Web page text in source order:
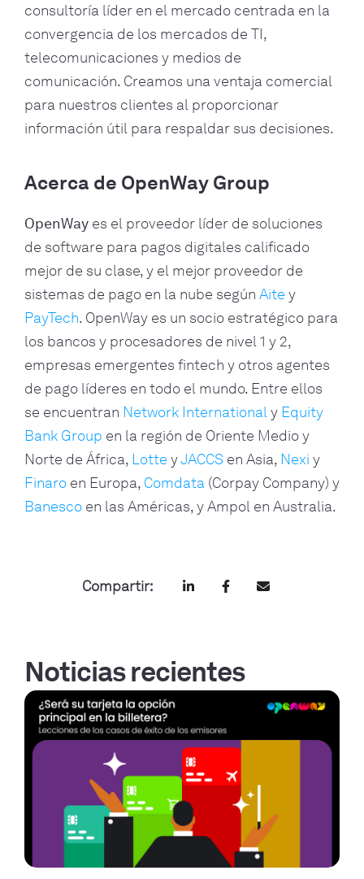
consultoría líder en el mercado centrada en la
convergencia de los mercados de TI,
telecomunicaciones y medios de
comunicación. Creamos una ventaja comercial
para nuestros clientes al proporcionar
información útil para respaldar sus decisiones.
Acerca de OpenWay Group
OpenWay es el proveedor líder de soluciones
de software para pagos digitales calificado
mejor de su clase, y el mejor proveedor de
sistemas de pago en la nube según Aite y
PayTech. OpenWay es un socio estratégico para
los bancos y procesadores de nivel 1 y 2,
empresas emergentes fintech y otros agentes
de pago líderes en todo el mundo. Entre ellos
se encuentran Network Internationaly Equity
Bank Group en la región de Oriente Medio y
Norte de África, Lotte yJACCS en Asia, Nexi y
Finaro en Europa, Comdata (Corpay Company) y
Banesco en las Américas, y Ampol en Australia.
Compartir:
Noticias recientes